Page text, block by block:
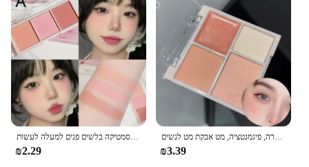
הפנים סומק אבקת הלחי טבעי 3 צבעים לחי טל מט קוסמטיקה בלשים פנים למעלה לעשות h2d2
₪2.29
תוסס ילדה ארבעה צבעים סומק איפור צבע טבעי חשוף אפקט איפור, הבהרה, פיגמנטציה, מט אבקת מט לנשים
₪3.39